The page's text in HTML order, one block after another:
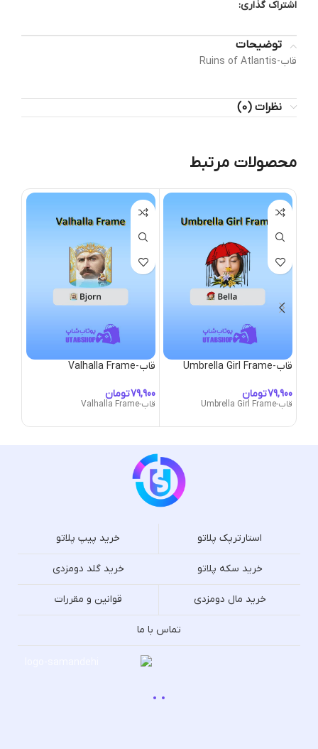
اشتراک گذاری:
توضیحات
قاب-Ruins of Atlantis
نظرات (0)
محصولات مرتبط
قاب-Umbrella Girl Frame
تومان
قاب-Umbrella Girl Frame
قاب-Valhalla Frame
تومان
قاب-Valhalla Frame
استارترپک پلاتو خرید پیپ پلاتو
خرید سکه پلاتو خرید گلد دومزدی
خرید مال دومزدی قوانین و مقررات
تماس با ما